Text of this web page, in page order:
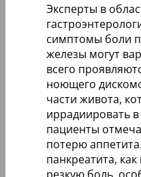
Эксперты в
симптомы боли
железы могут
всего
ноющего
части живота,
иррадиировать
пациенты
потерю
панкреатита,
резкую боль,